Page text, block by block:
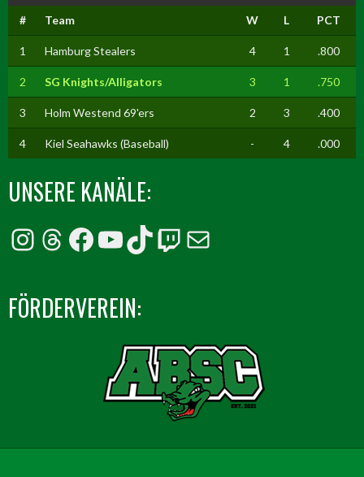
# Team W L PCT
1 Hamburg Stealers 4 1 .800
2 SG Knights/Alligators 3 1 .750
3 Holm Westend 69'ers 2 3 .400
4 Kiel Seahawks (Baseball) - 4 .000
UNSERE KANÄLE:
Instagram
Threads
Facebook
YouTube
TikTok
Twitch
E-Mail
FÖRDERVEREIN: